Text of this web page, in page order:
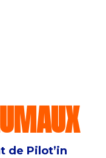
de Pilot’in